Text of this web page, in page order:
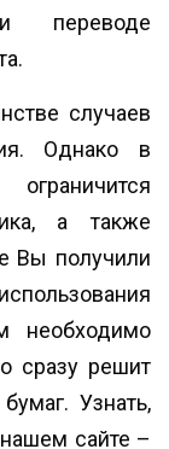
переводе
случаев
Однако в
а также
Вы получили
необходимо
сразу решит
Узнать,
сайте –